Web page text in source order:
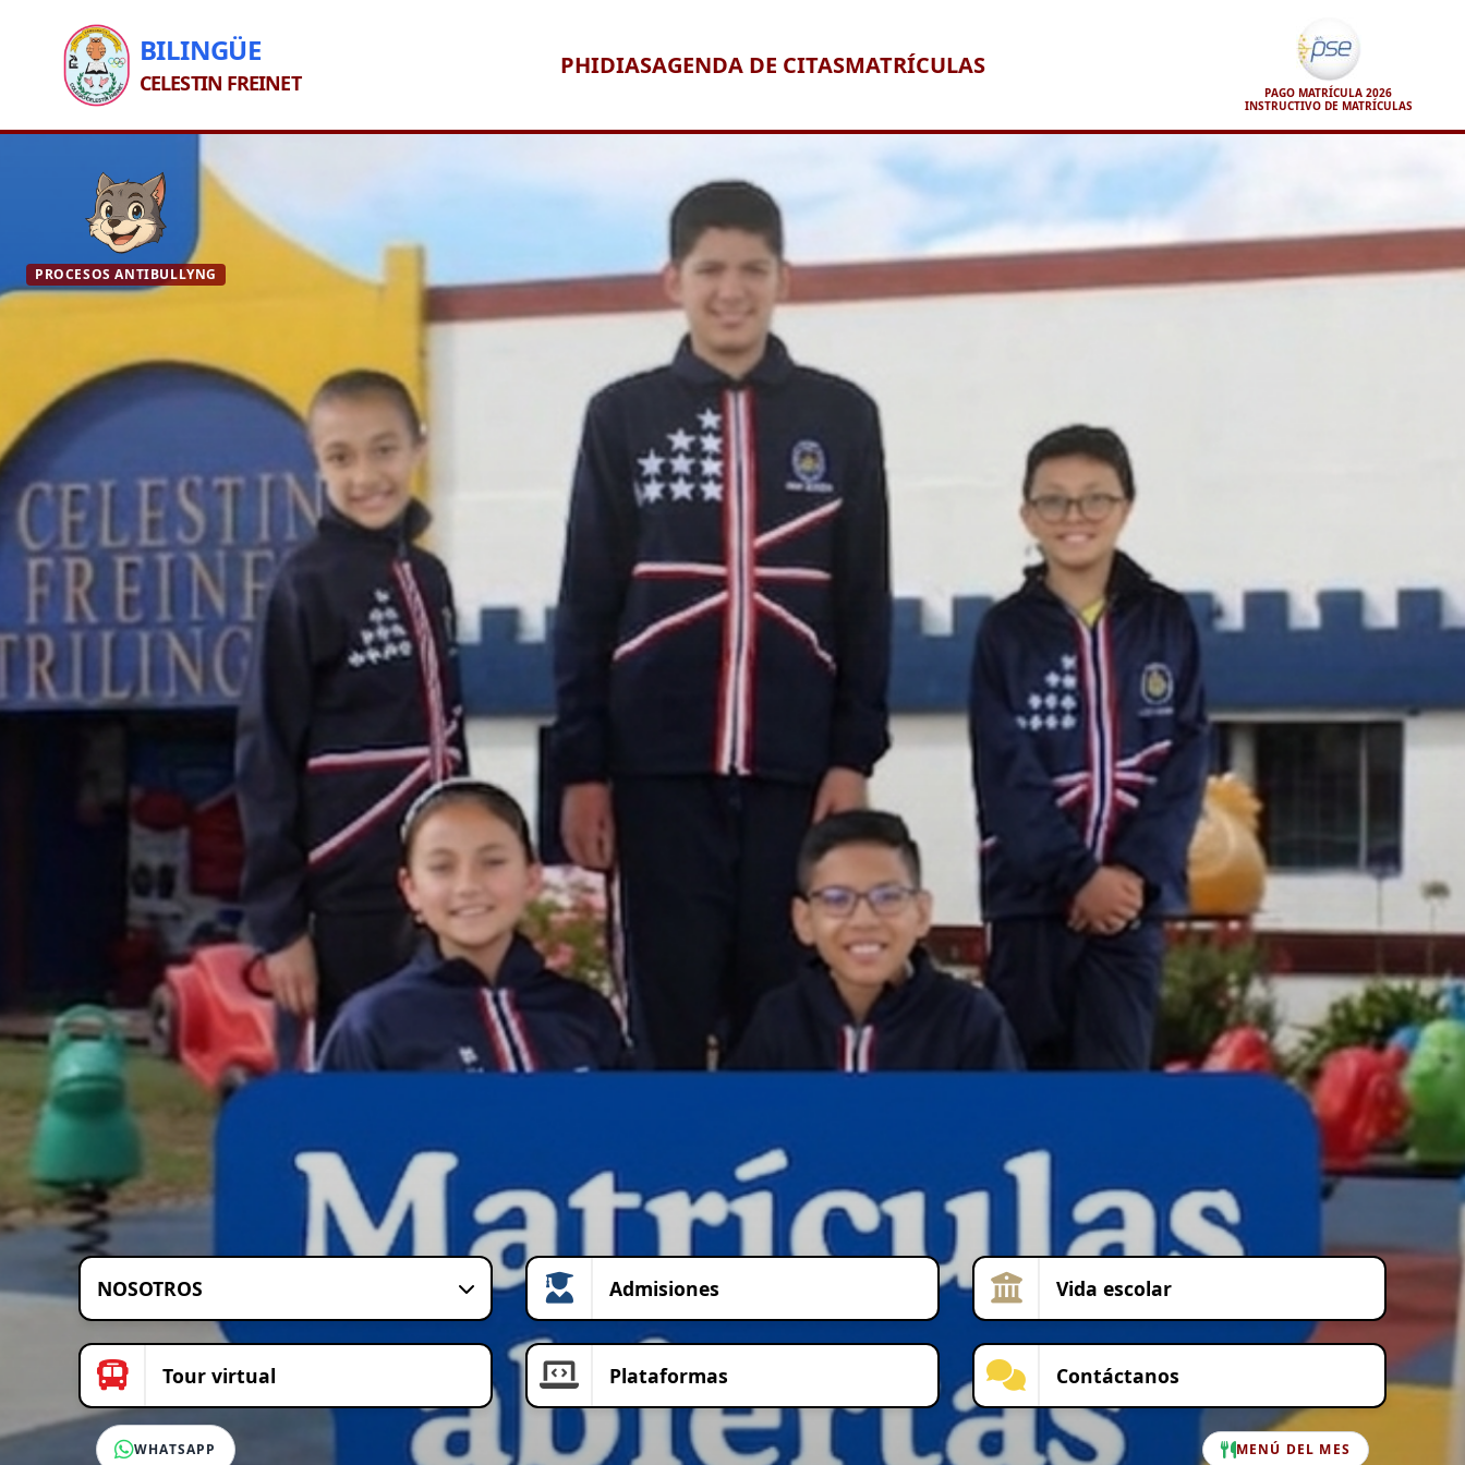
BILINGÜE
CELESTIN FREINET
PHIDIASAGENDA DE CITASMATRÍCULAS
PAGO MATRÍCULA 2026
INSTRUCTIVO DE MATRÍCULAS
PROCESOS ANTIBULLYNG
NOSOTROS Admisiones Vida escolar
Tour virtual Plataformas Contáctanos
WHATSAPP MENÚ DEL MES